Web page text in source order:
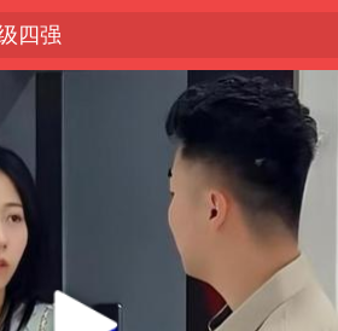
四强
消费新蓝海
内自驾服务费
1000元，你接受吗？
孙亚鹏亮相
崖1死1伤